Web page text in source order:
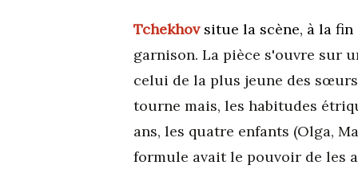
Tchekhovsitue la scène, à la fin
garnison. La pièce s'ouvre sur
celui de la plus jeune des
tourne mais, les habitudes
ans, les quatre enfants (Olga,
formule avait le pouvoir de les